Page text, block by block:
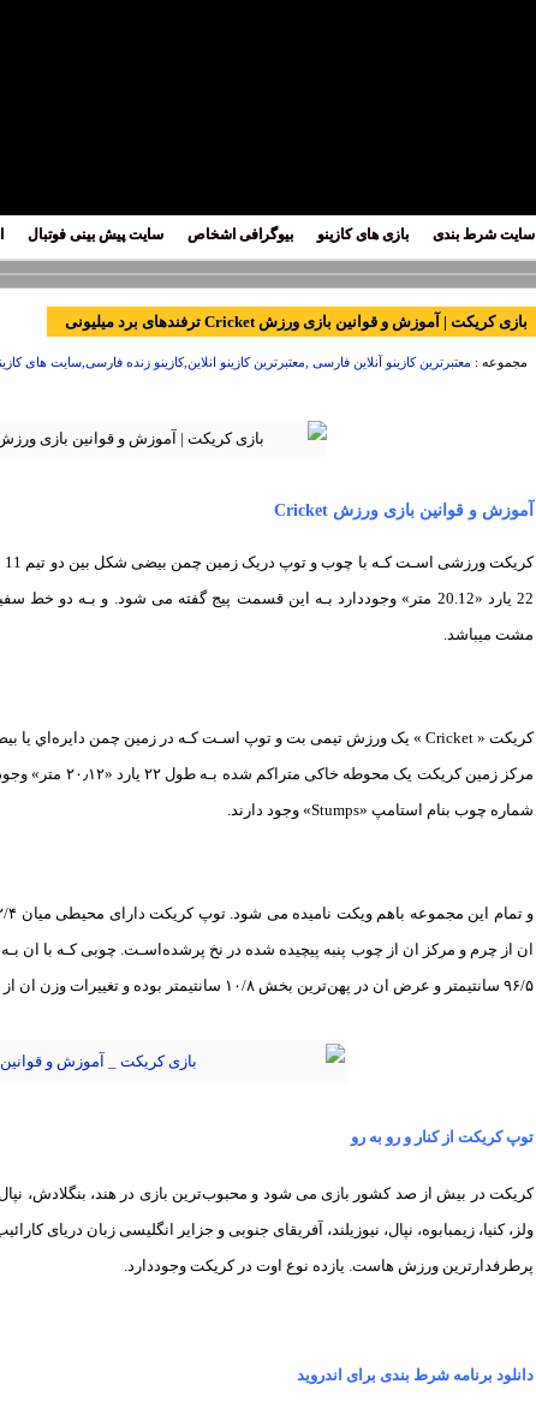
سایت شرط بندی بازی های کازینو بیوگرافی اشخاص سایت پیش بینی فوتبال
بازی کریکت | آموزش و قوانین بازی ورزش Cricket ترفندهای برد میلیونی
مجموعه : معتبرترین کازینو آنلاین فارسی ,معتبرترین کازینو انلاین,کازینو زنده فارسی,سایت های
آموزش و قوانین بازی ورزش Cricket
22 یارد «20.12 متر» وجوددارد بـه این قسمت پیج گفته می شود. و بـه
مشت میباشد.
شماره چوب بنام استامپ «Stumps» وجود دارند.
۹۶/۵ سانتیمتر و عرض ان در پهن‌ترین بخش ۱۰/۸ سانتیمتر بوده و تغییرات وزن ان از ۱ تا ۱/۴ کیلو می باشد.
توپ کریکت از کنار و رو به رو
کریکت در بیش از صد کشور بازی می شود و محبوب‌ترین بازی در هند، بنگلادش، نپال،
ولز، کنیا، زیمبابوه، نپال، نیوزیلند، آفریقای جنوبی و جزایر انگلیسی زبان دریای
پرطرفدارترین ورزش هاست. یازده نوع اوت در کریکت وجوددارد.
دانلود برنامه شرط بندی برای اندروید